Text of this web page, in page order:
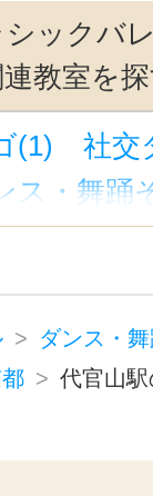
岡山駅(1)
道駅(1)
水道橋
ックバ
教室を
(1)
社交
ス・舞踊
ダンス・
代官山